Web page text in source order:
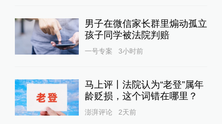
男子在微信家长群里煽动孤立
孩子同学被法院判赔
一号专案 3小时前
马上评丨法院认为“老登”属年
龄贬损，这个词错在哪里？
澎湃评论 2天前